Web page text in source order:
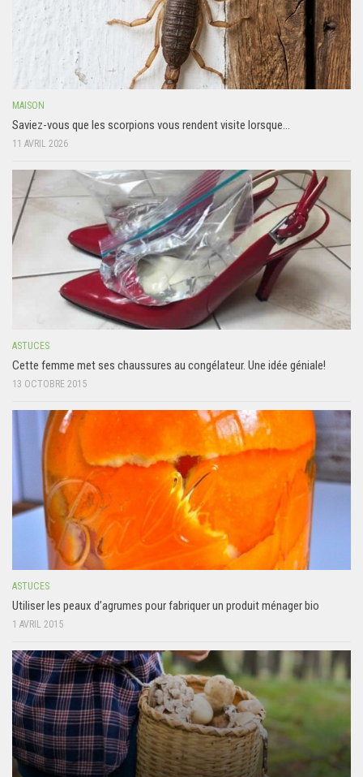
MAISON
Saviez-vous que les scorpions vous rendent visite lorsque…
11 AVRIL 2026
ASTUCES
Cette femme met ses chaussures au congélateur. Une idée géniale!
13 OCTOBRE 2015
ASTUCES
Utiliser les peaux d’agrumes pour fabriquer un produit ménager bio
1 AVRIL 2015